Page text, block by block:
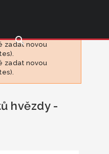
search
zadat novou
zadat novou
hvězdy -